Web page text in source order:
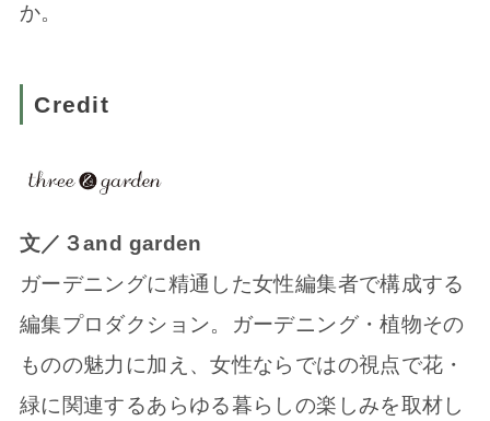
か。
Credit
文／３and garden
ガーデニングに精通した女性編集者で構成する
編集プロダクション。ガーデニング・植物その
ものの魅力に加え、女性ならではの視点で花・
緑に関連するあらゆる暮らしの楽しみを取材し